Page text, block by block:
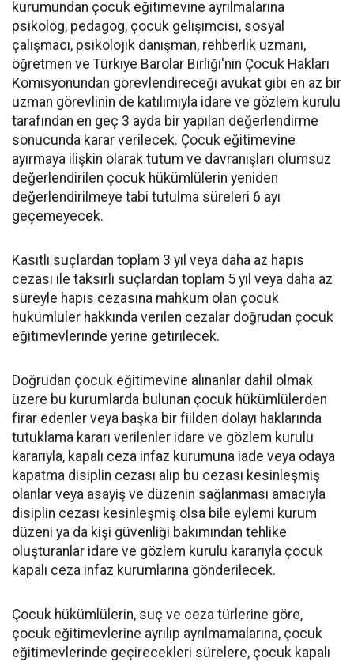
kurumundan çocuk eğitimevine ayrılmalarına
psikolog, pedagog, çocuk gelişimcisi, sosyal
çalışmacı, psikolojik danışman, rehberlik uzmanı,
öğretmen ve Türkiye Barolar Birliği'nin Çocuk Hakları
Komisyonundan görevlendireceği avukat gibi en az bir
uzman görevlinin de katılımıyla idare ve gözlem kurulu
tarafından en geç 3 ayda bir yapılan değerlendirme
sonucunda karar verilecek. Çocuk eğitimevine
ayırmaya ilişkin olarak tutum ve davranışları olumsuz
değerlendirilen çocuk hükümlülerin yeniden
değerlendirilmeye tabi tutulma süreleri 6 ayı
geçemeyecek.
Kasıtlı suçlardan toplam 3 yıl veya daha az hapis
cezası ile taksirli suçlardan toplam 5 yıl veya daha az
süreyle hapis cezasına mahkum olan çocuk
hükümlüler hakkında verilen cezalar doğrudan çocuk
eğitimevlerinde yerine getirilecek.
Doğrudan çocuk eğitimevine alınanlar dahil olmak
üzere bu kurumlarda bulunan çocuk hükümlülerden
firar edenler veya başka bir fiilden dolayı haklarında
tutuklama kararı verilenler idare ve gözlem kurulu
kararıyla, kapalı ceza infaz kurumuna iade veya odaya
kapatma disiplin cezası alıp bu cezası kesinleşmiş
olanlar veya asayiş ve düzenin sağlanması amacıyla
disiplin cezası kesinleşmiş olsa bile eylemi kurum
düzeni ya da kişi güvenliği bakımından tehlike
oluşturanlar idare ve gözlem kurulu kararıyla çocuk
kapalı ceza infaz kurumlarına gönderilecek.
Çocuk hükümlülerin, suç ve ceza türlerine göre,
çocuk eğitimevlerine ayrılıp ayrılmamalarına, çocuk
eğitimevlerinde geçirecekleri sürelere, çocuk kapalı